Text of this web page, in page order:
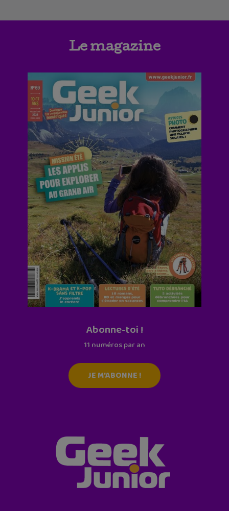
Le magazine
Abonne-toi !
11 numéros par an
JE M'ABONNE !